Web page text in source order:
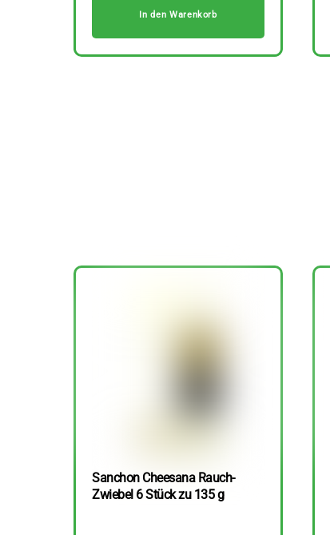
In den Warenkorb
Sanchon Cheesana Rauch-
Zwiebel 6 Stück zu 135 g